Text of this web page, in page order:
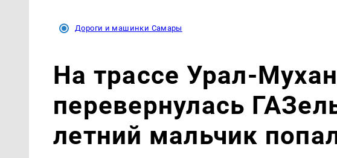
Дороги и машинки Самары
На трассе Урал-
перевернулась
летний мальчик